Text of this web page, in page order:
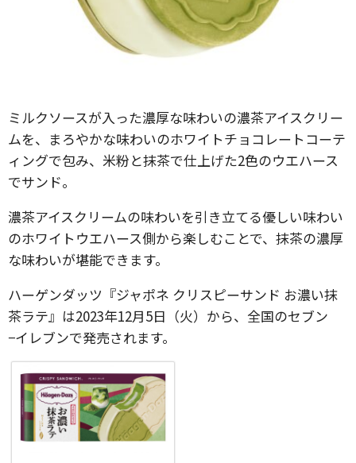
ミルクソースが入った濃厚な味わいの濃茶アイスクリー
ムを、まろやかな味わいのホワイトチョコレートコーテ
ィングで包み、米粉と抹茶で仕上げた2色のウエハース
でサンド。
濃茶アイスクリームの味わいを引き立てる優しい味わい
のホワイトウエハース側から楽しむことで、抹茶の濃厚
な味わいが堪能できます。
ハーゲンダッツ『ジャポネ クリスピーサンド お濃い抹
茶ラテ』は2023年12月5日（火）から、全国のセブン
−イレブンで発売されます。